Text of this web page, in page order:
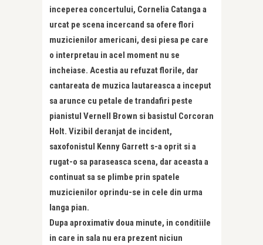
inceperea concertului, Cornelia Catanga a
urcat pe scena incercand sa ofere flori
muzicienilor americani, desi piesa pe care
o interpretau in acel moment nu se
incheiase. Acestia au refuzat florile, dar
cantareata de muzica lautareasca a inceput
sa arunce cu petale de trandafiri peste
pianistul Vernell Brown si basistul Corcoran
Holt. Vizibil deranjat de incident,
saxofonistul Kenny Garrett s-a oprit si a
rugat-o sa paraseasca scena, dar aceasta a
continuat sa se plimbe prin spatele
muzicienilor oprindu-se in cele din urma
langa pian.
Dupa aproximativ doua minute, in conditiile
in care in sala nu era prezent niciun